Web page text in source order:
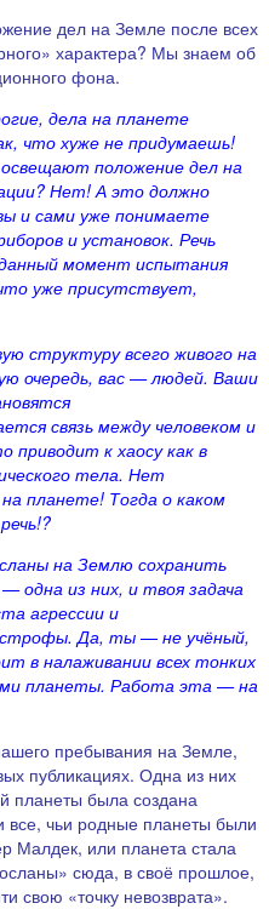
дел на Земле после всех
характера? Мы знаем об
фона.
дела на планете
что хуже не придумаешь!
положение дел на
Нет! А это должно
и сами уже понимаете
и установок. Речь
момент испытания
уже присутствует,
структуру всего живого на
очередь, вас — людей. Ваши
связь между человеком и
приводит к хаосу как в
тела. Нет
планете! Тогда о каком
на Землю сохранить
—одна из них, и твоя задача
агрессии и
Да, ты —не учёный,
в налаживании всех тонких
планеты. Работа эта —на
пребывания на Земле,
публикациях. Одна из них
планеты была создана
все, чьи родные планеты были
Малдек, или планета стала
сюда, в своё прошлое,
свою «точку невозврата».